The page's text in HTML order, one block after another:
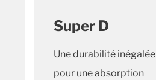
Super D
Une durabilité inégalée
pour une absorption